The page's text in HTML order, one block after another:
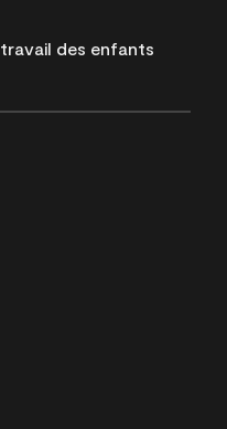
des enfants